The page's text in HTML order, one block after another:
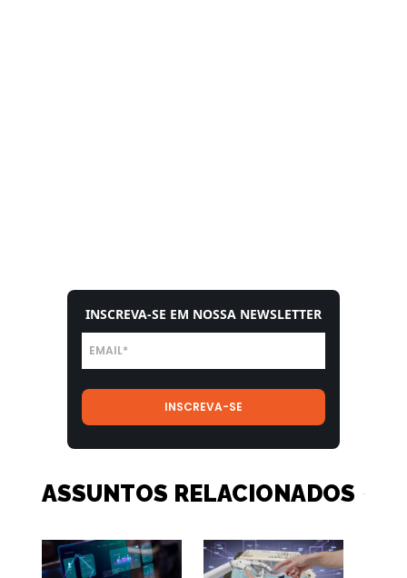
INSCREVA-SE EM NOSSA NEWSLETTER
ASSUNTOS RELACIONADOS